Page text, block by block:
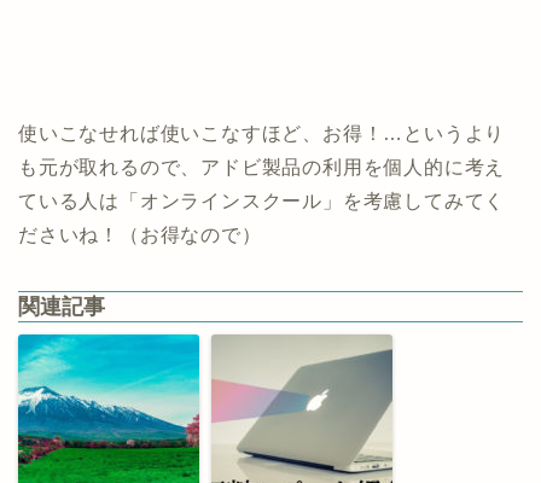
使いこなせれば使いこなすほど、お得！…というより
も元が取れるので、アドビ製品の利用を個人的に考え
ている人は「オンラインスクール」を考慮してみてく
ださいね！（お得なので）
関連記事